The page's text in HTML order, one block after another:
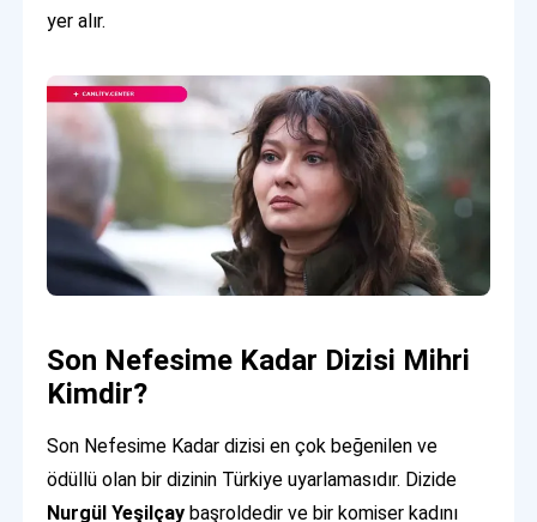
yer alır.
Son Nefesime Kadar Dizisi Mihri
Kimdir?
Son Nefesime Kadar dizisi en çok beğenilen ve
ödüllü olan bir dizinin Türkiye uyarlamasıdır. Dizide
Nurgül Yeşilçay başroldedir ve bir komiser kadını